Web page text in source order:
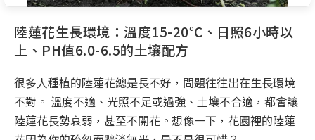
陸蓮花生長環境：溫度15-20°C、日照6小時以
上、PH值6.0-6.5的土壤配方
很多人種植的陸蓮花總是長不好，問題往往出在生長環境
不對。 溫度不適、光照不足或過強、土壤不合適，都會讓
陸蓮花長勢衰弱，甚至不開花。想像一下，花園裡的陸蓮